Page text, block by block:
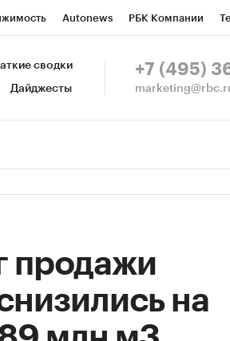
Autonews РБК Компании
СПб Конференции СПб
сводки
Дайджесты
+7 (495)
продажи
на